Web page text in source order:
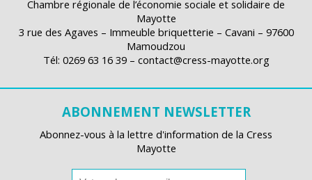
Chambre régionale de l’économie sociale et solidaire de
Mayotte
3 rue des Agaves – Immeuble briquetterie – Cavani – 97600
Mamoudzou
Tél: 0269 63 16 39 – contact@cress-mayotte.org
ABONNEMENT NEWSLETTER
Abonnez-vous à la lettre d'information de la Cress
Mayotte